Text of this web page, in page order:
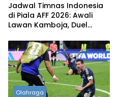
Jadwal Timnas Indonesia
di Piala AFF 2026: Awali
Lawan Kamboja, Duel
Penentu
Olahraga